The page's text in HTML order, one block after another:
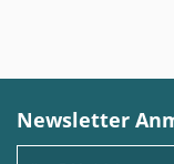
Newsletter